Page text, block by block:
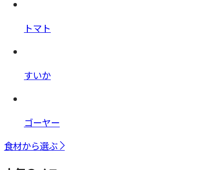
トマト
すいか
ゴーヤー
食材から選ぶ